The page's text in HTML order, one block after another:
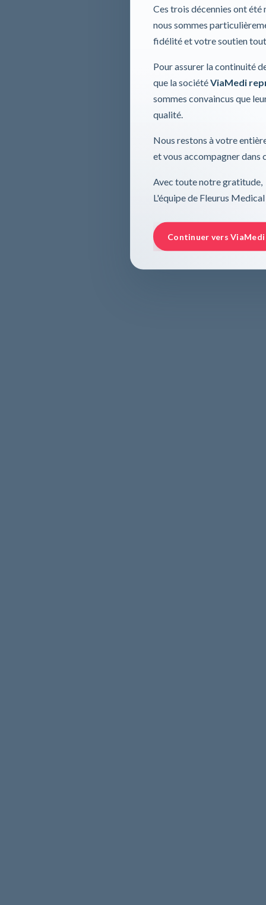
Ces trois décennies ont
nous sommes
fidélité et votre soutien
Pour assurer la continuité
que la sociétéViaMedi
sommes convaincus que
qualité.
Nous restons à votre
et vous accompagner dans
Avec toute notre gratitude,
L'équipe de Fleurus Medical
Continuer vers ViaMedi